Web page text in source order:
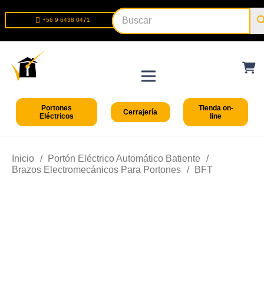
+56 9 6438 0471
Portones
Eléctricos
Cerrajería
Tienda on-
line
Inicio / Portón Eléctrico Automático Batiente
/
Brazos Electromecánicos Para Portones / BFT